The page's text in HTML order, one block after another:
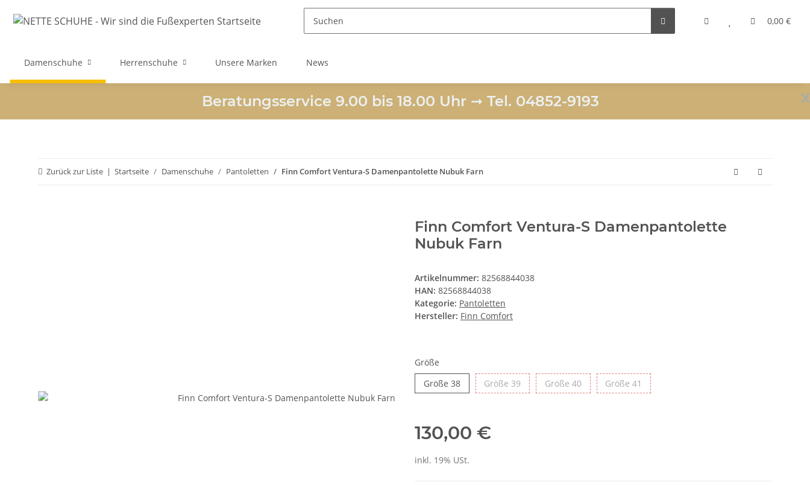
0,00 €
Damenschuhe Herrenschuhe Unsere Marken News
x
Beratungsservice 9.00 bis 18.00 Uhr ➞ Tel. 04852-9193
Zurück zur Liste Startseite Damenschuhe Pantoletten Finn Comfort Ventura-S Damenpantolette Nubuk Farn
Finn Comfort Ventura-S Damenpantolette
Nubuk Farn
Artikelnummer: 82568844038
HAN: 82568844038
Kategorie: Pantoletten
Hersteller: Finn Comfort
Größe
Größe 38Größe 38Größe 39 Größe 39Größe 40Größe 40Größe 41 Größe 41
130,00 €
inkl. 19% USt.